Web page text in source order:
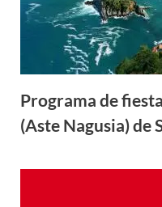
Programa de
(Aste Nagusia) de